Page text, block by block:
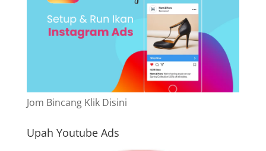
Jom Bincang Klik Disini
Upah Youtube Ads